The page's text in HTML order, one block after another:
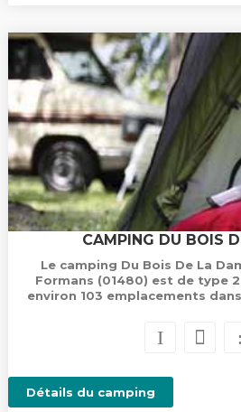
CAMPING DU BOIS
Le camping Du Bois De La
Formans (01480) est de type
environ 103 emplacements
Détails du camping